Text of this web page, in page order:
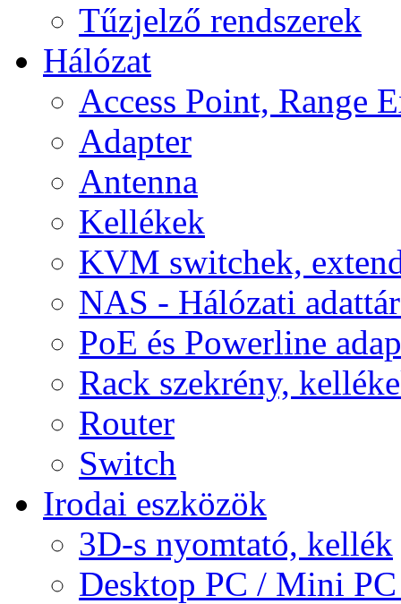
Tűzjelző rendszerek
Hálózat
Access Point, Range
Adapter
Antenna
Kellékek
KVM switchek,
NAS - Hálózati
PoE és Powerline
Rack szekrény,
Router
Switch
Irodai eszközök
3D-s nyomtató, kellék
Desktop PC / Mini